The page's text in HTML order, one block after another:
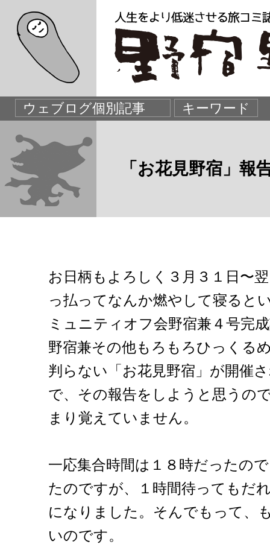
「お花見野宿」報
お日柄もよろしく３月３１日〜
っ払ってなんか燃やして寝ると
ミュニティオフ会野宿兼４号完
野宿兼その他もろもろひっくる
判らない「お花見野宿」が開催
で、その報告をしようと思うの
まり覚えていません。
一応集合時間は１８時だったの
たのですが、１時間待ってもだ
になりました。そんでもって、
いのです。